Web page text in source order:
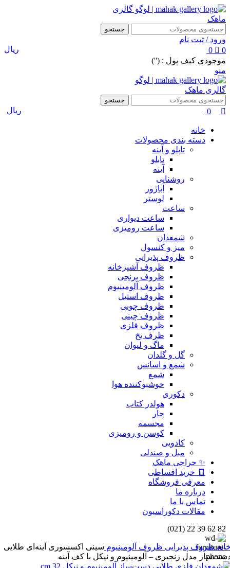
جستجو
ورود / ثبت نام
0
0
ریال
موجودی کیف پول : ('')
منو
جستجو
0 ریال
خانه
دسته بندی محصولات
تابلو و آینه
تابلو
آینه
روشنایی
آباژور
لوستر
ساعت
ساعت دیواری
ساعت رومیزی
شمعدان
میز و کنسول
ظروف پذیرایی
ظروف آشپزخانه
ظروف برنجی
ظروف آلومینیوم
ظروف استیل
ظروف چوبی
ظروف چینی
ظروف فلزی
ظرف یخ
ماگ و لیوان
گل و گلدان
شمع و اسانس
شمع
خوشبوکننده هوا
دکوری
هولدر کتاب
جار
مجسمه
کوسن و رومیزی
کادویی
مبل و صندلی
✨ حراجی ماهک
🧾 خرید اقساطی
معرفی فروشگاه
درباره ما
تماس با ما
مقالات دکوراسیون
82 62 39 22 (021)
ظروف پذیرایی ظروف آلومینیوم سینی اکسسوری آینه‌ای طلایی
مدل زنجیری – آلومینیوم و نیکل با کف آینه